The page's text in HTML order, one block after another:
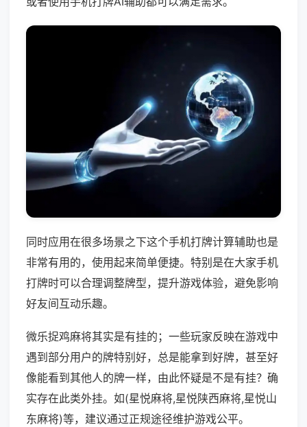
同时应用在很多场景之下这个手机打牌计算辅助也是
非常有用的，使用起来简单便捷。特别是在大家手机
打牌时可以合理调整牌型，提升游戏体验，避免影响
好友间互动乐趣。
微乐捉鸡麻将其实是有挂的；一些玩家反映在游戏中
遇到部分用户的牌特别好，总是能拿到好牌，甚至好
像能看到其他人的牌一样，由此怀疑是不是有挂？确
实存在此类外挂。如(星悦麻将,星悦陕西麻将,星悦山
东麻将)等，建议通过正规途径维护游戏公平。